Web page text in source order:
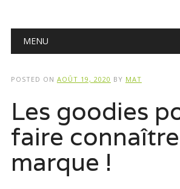
Main menu
MENU
POSTED ON AOÛT 19, 2020 BY MAT
Les goodies
faire
marque !